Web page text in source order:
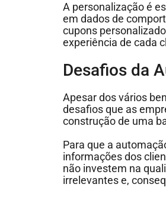
A personalização é
em dados de
cupons
experiência de cada
Desafios da
Apesar dos vários
desafios que as
construção de uma
Para que a
informações dos
não investem na
irrelevantes e,